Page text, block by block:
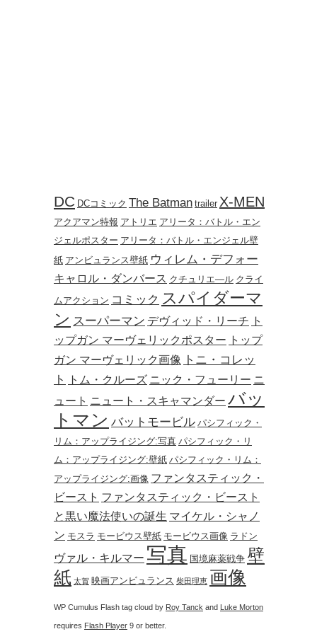
DC DCコミック The Batman trailer X-MEN
アクアマン特報 アトリエ アリータ：バトル・エン
ジェルポスター アリータ：バトル・エンジェル壁
紙 アンビュランス壁紙 ウィレム・デフォー
キャロル・ダンバース クチュリエ―ル クライ
ムアクション コミック スパイダーマ
ン スーパーマン デヴィッド・リーチ ト
ップガン マーヴェリックポスター トップ
ガン マーヴェリック画像 トニ・コレッ
ト
トム・クルーズ ニック・フューリー ニ
ュート ニュート・スキャマンダー バッ
トマン バットモービル パシフィック・
リム：アップライジング:写真 パシフィック・リ
ム：アップライジング:壁紙 パシフィック・リム：
アップライジング:画像 ファンタスティック・
ビースト ファンタスティック・ビースト
と黒い魔法使いの誕生 マイケル・シャノ
ン モスラ モービウス壁紙 モービウス画像 ラドン
ヴァル・キルマー 写真 国境麻薬戦争 壁
紙 太賀 映画アンビュランス 柴田理恵 画像
WP Cumulus Flash tag cloud by Roy Tanck and Luke Morton
requires Flash Player 9 or better.